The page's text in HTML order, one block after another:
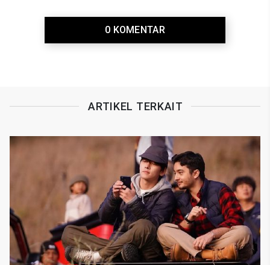
0 KOMENTAR
ARTIKEL TERKAIT